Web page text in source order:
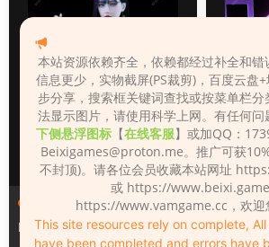
人物（Looks）
Monica_2_2_2
人物（
本站资源依赖齐全，依赖都经过补全和
信息更少，实物截屏(PS裁剪)，百度云盘
步分享，搜索框关键词查找或按菜单栏
法显示图片，请使用科学上网。有任何
下侧悬浮图标 【在线客服】或加QQ：
Beixigames@proton.me。推广可获
不封顶)。请各位会员收藏本站网址
或 https://
https://www.vamgame.cc，欢迎
This site resources rely on complete,
have been completed and errors have